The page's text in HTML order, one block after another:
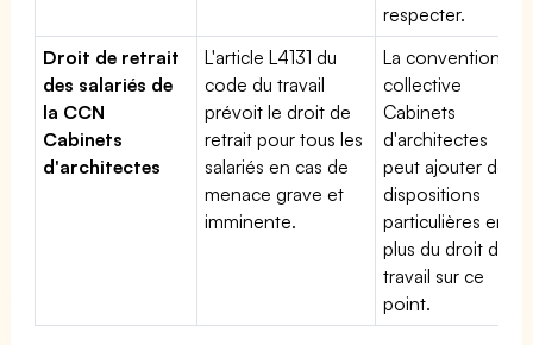
respecter.
Droit de retrait
des salariés de
la CCN
Cabinets
d'architectes
L'article L4131 du
code du travail
prévoit le droit de
retrait pour tous les
salariés en cas de
menace grave et
imminente.
La convention
collective
Cabinets
d'architectes
peut ajouter des
dispositions
particulières en
plus du droit du
travail sur ce
point.